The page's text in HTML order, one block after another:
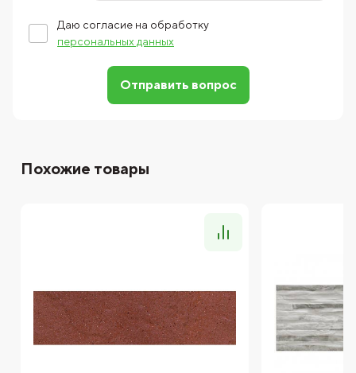
Даю согласие на обработку
персональных данных
Отправить вопрос
Похожие товары